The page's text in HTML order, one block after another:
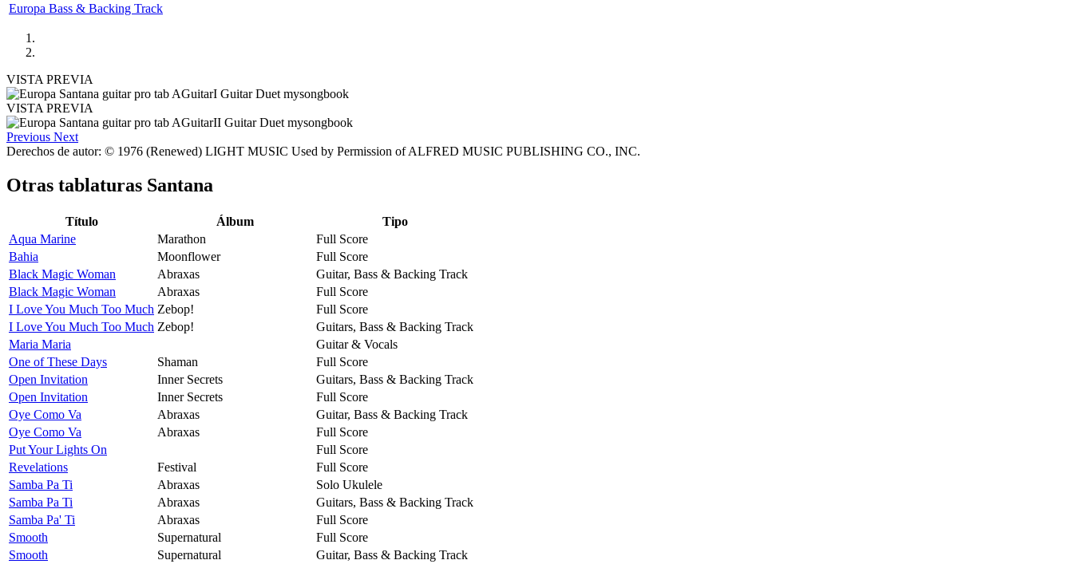
Europa Bass & Backing Track
VISTA PREVIA
VISTA PREVIA
Previous Next
Derechos de autor: © 1976 (Renewed) LIGHT MUSIC Used by Permission of ALFRED MUSIC PUBLISHING CO., INC.
Otras tablaturas Santana
Título Álbum
Tipo
Aqua Marine
Marathon
Full Score
Bahia
Moonflower
Full Score
Black Magic Woman
Abraxas
Guitar, Bass & Backing Track
Black Magic Woman
Abraxas
Full Score
I Love You Much Too Much Zebop!
Full Score
I Love You Much Too Much Zebop!
Guitars, Bass & Backing Track
Maria Maria
Guitar & Vocals
One of These Days
Shaman
Full Score
Open Invitation
Inner Secrets
Guitars, Bass & Backing Track
Open Invitation
Inner Secrets
Full Score
Oye Como Va
Abraxas
Guitar, Bass & Backing Track
Oye Como Va
Abraxas
Full Score
Put Your Lights On
Full Score
Revelations
Festival
Full Score
Samba Pa Ti
Abraxas
Solo Ukulele
Samba Pa Ti
Abraxas
Guitars, Bass & Backing Track
Samba Pa' Ti
Abraxas
Full Score
Smooth
Supernatural
Full Score
Smooth
Supernatural
Guitar, Bass & Backing Track